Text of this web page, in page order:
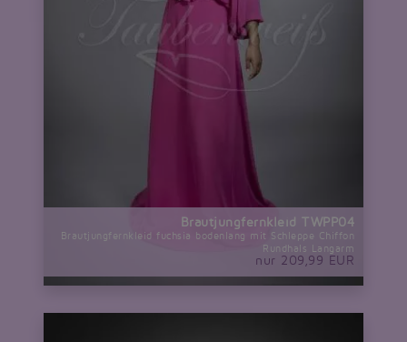
Brautjungfernkleid TWPP04
Brautjungfernkleid fuchsia bodenlang mit Schleppe Chiffon
Rundhals Langarm
nur 209,99 EUR